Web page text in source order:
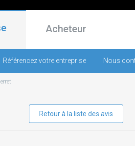
Acheteur
Référencez votre entreprise Nous
Retour à la liste des avis